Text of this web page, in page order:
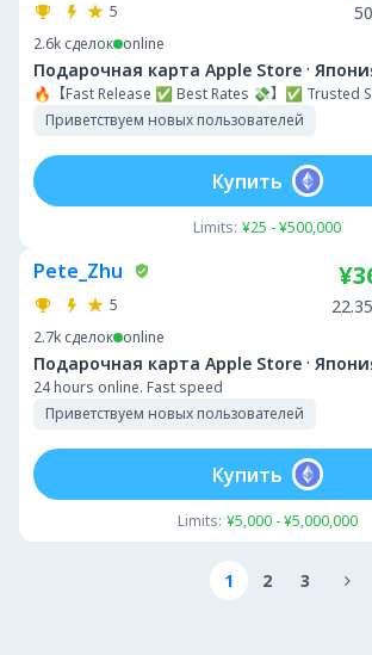
5
2.6k сделок online
Подарочная карта Apple Store ·
🔥【Fast Release ✅ Best Rates 💸】✅ Trusted
Приветствуем новых пользователей
Limits: ¥25 - ¥500,000
Купить
Pete_Zhu
5
2.7k сделок online
Подарочная карта Apple Store ·
24 hours online. Fast speed
Приветствуем новых пользователей
Limits: ¥5,000 - ¥5,000,000
Купить
1 2 3 